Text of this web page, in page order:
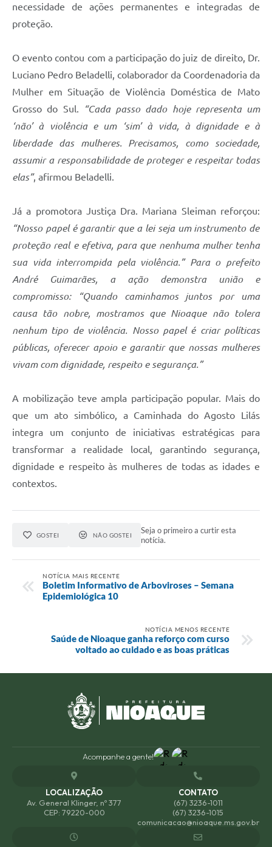
necessidade de ações permanentes e integradas de
proteção.
O evento contou com a participação do juiz de direito, Dr.
Luciano Pedro Beladelli, colaborador da Coordenadoria da
Mulher em Situação de Violência Doméstica de Mato
Grosso do Sul.
“Cada passo dado hoje representa um
‘não’ à violência e um ‘sim’ à vida, à dignidade e à
liberdade das mulheres. Precisamos, como sociedade,
assumir a responsabilidade de proteger e respeitar todas
elas”, afirmou Beladelli.
Já a promotora Justiça Dra. Mariana Sleiman reforçou:
“Nosso papel é garantir que a lei seja um instrumento de
proteção real e efetiva, para que nenhuma mulher tenha
sua vida interrompida pela violência.” Para o prefeito
André Guimarães, a ação demonstra união e
compromisso: “Quando caminhamos juntos por uma
causa tão nobre, mostramos que Nioaque não tolera
nenhum tipo de violência. Nosso papel é criar políticas
públicas, oferecer apoio e garantir que nossas mulheres
vivam com dignidade, respeito e segurança.”
A mobilização teve ampla participação popular. Mais do
que um ato simbólico, a Caminhada do Agosto Lilás
integra um conjunto de iniciativas estratégicas para
transformar a realidade local, garantindo segurança,
dignidade e respeito às mulheres de todas as idades e
contextos.
GOSTEI NÃO GOSTEI
Seja o primeiro a curtir esta
notícia.
NOTÍCIA MAIS RECENTE
Boletim Informativo de Arboviroses – Semana
Epidemiológica 10
NOTÍCIA MENOS RECENTE
Saúde de Nioaque ganha reforço com curso
voltado ao cuidado e as boas práticas
Acompanhe a gente!
LOCALIZAÇÃO
Av. General Klinger, nº 377
CEP: 79220-000
CONTATO
(67) 3236-1011
(67) 3236-1015
comunicacao@nioaque.ms.gov.br